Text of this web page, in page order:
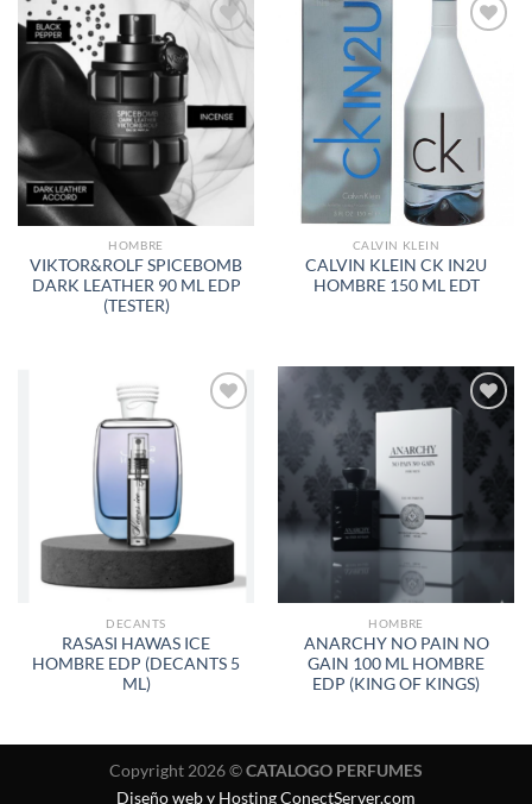
AÑADIR
A LA
LISTA
DE
DESEOS
HOMBRE
VIKTOR&ROLF SPICEBOMB
DARK LEATHER 90 ML EDP
(TESTER)
AÑADIR
A LA
LISTA
CALVIN KLEIN
CALVIN KLEIN CK IN2U
HOMBRE 150 ML EDT
AÑADIR
LISTA
DESEOS
DECANTS
RASASI HAWAS ICE
HOMBRE EDP (DECANTS 5
ML)
LISTA
HOMBRE
ANARCHY NO PAIN NO
GAIN 100 ML HOMBRE
EDP (KING OF KINGS)
Copyright 2026 ©CATALOGO PERFUMES
Diseño web y Hosting ConectServer.com